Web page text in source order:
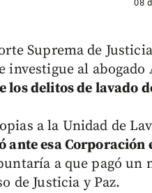
08
Suprema de
investigue al
los delitos de lavado
a la Unidad de
esa Corporación
a que pagó
de Justicia y Paz.